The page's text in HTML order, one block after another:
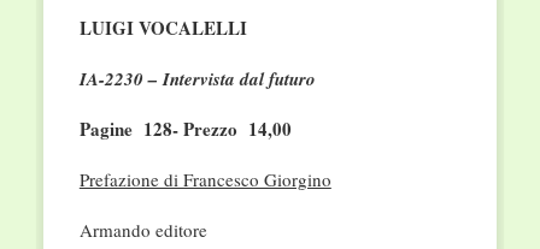
LUIGI VOCALELLI
IA-2230 – Intervista dal futuro
Pagine 128- Prezzo 14,00
Prefazione di Francesco Giorgino
Armando editore